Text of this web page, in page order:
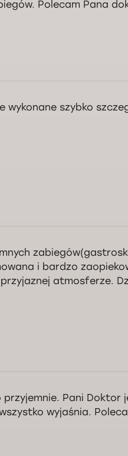
Polecam Pana
szybko
i bardzo
atmosferze.
przyjemnie. Pani Doktor
wyjaśnia.